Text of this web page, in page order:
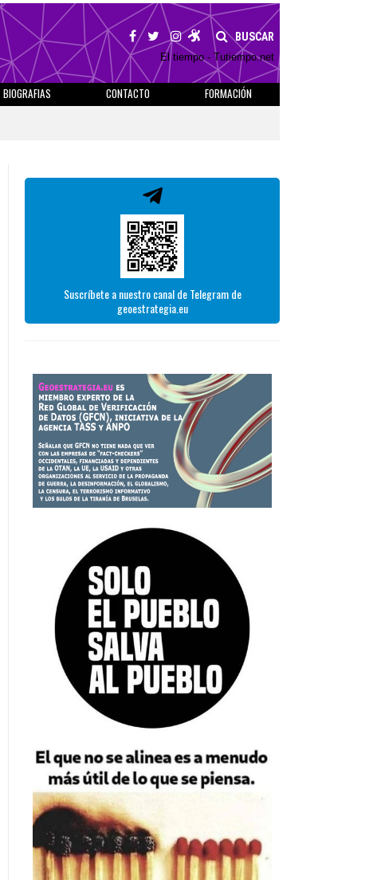
BUSCAR
El tiempo - Tutiempo.net
BIOGRAFIAS CONTACTO
FORMACIÓN
Suscríbete a nuestro canal de Telegram de
geoestrategia.eu